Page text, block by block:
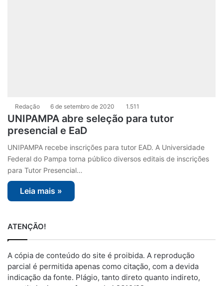
Redação 6 de setembro de 2020 1.511
UNIPAMPA abre seleção para tutor
presencial e EaD
UNIPAMPA recebe inscrições para tutor EAD. A Universidade
Federal do Pampa torna público diversos editais de inscrições
para Tutor Presencial…
Leia mais »
ATENÇÃO!
A cópia de conteúdo do site é proibida. A reprodução
parcial é permitida apenas como citação, com a devida
indicação da fonte. Plágio, tanto direto quanto indireto,